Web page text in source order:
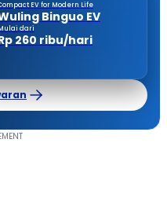
EV for Modern Life
Binguo EV
dari
260 ribu/hari